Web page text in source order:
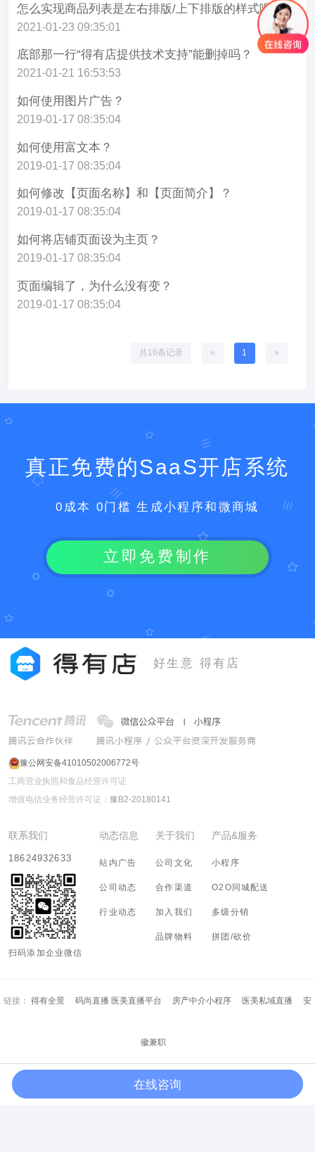
怎么实现商品列表是左右排版/上下排版的样式呢？
2021-01-23 09:35:01
底部那一行“得有店提供技术支持”能删掉吗？
2021-01-21 16:53:53
如何使用图片广告？
2019-01-17 08:35:04
如何使用富文本？
2019-01-17 08:35:04
如何修改【页面名称】和【页面简介】？
2019-01-17 08:35:04
如何将店铺页面设为主页？
2019-01-17 08:35:04
页面编辑了，为什么没有变？
2019-01-17 08:35:04
共16条记录 « 1 »
真正免费的SaaS开店系统
0成本 0门槛 生成小程序和微商城
立即免费制作
好生意 得有店
豫公网安备41010502006772号
工商营业执照和食品经营许可证
增值电信业务经营许可证： 豫B2-20180141
联系我们
18624932633
扫码添加企业微信
动态信息
站内广告
公司动态
行业动态
关于我们
公司文化
合作渠道
加入我们
品牌物料
产品&服务
小程序
O2O同城配送
多级分销
拼团/砍价
链接： 得有全景 码尚直播 医美直播平台 房产中介小程序 医美私域直播 安
徽兼职
Copyright (c) 2018-2028 河南有态度信息科技有限公司 All Rights Resreved.
在线咨询